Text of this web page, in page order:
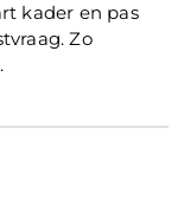
kader en pas
Zo